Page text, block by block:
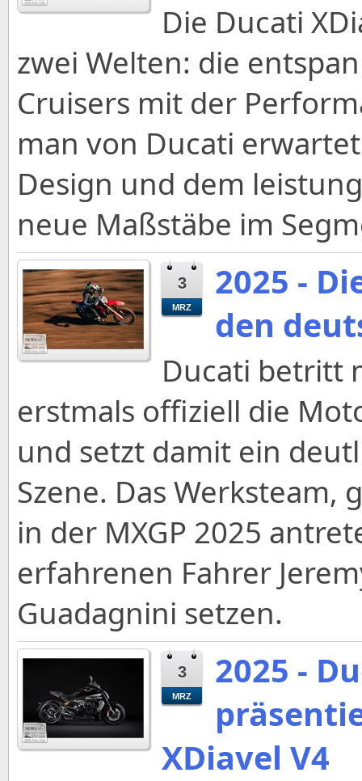
Die Ducati
zwei Welten: die
Cruisers mit der
man von Ducati
Design und dem
neue Maßstäbe im
3
MRZ
2025 -
den
Ducati betritt
erstmals offiziell die
und setzt damit ein
Szene. Das
in der MXGP 2025
erfahrenen Fahrer
Guadagnini setzen.
3
MRZ
2025 -
XDiavel V4